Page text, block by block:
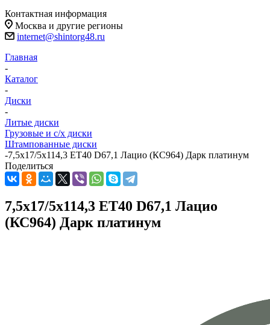
Контактная информация
Москва и другие регионы
internet@shintorg48.ru
Главная
-
Каталог
-
Диски
-
Литые диски
Грузовые и с/х диски
Штампованные диски
-7,5x17/5x114,3 ET40 D67,1 Лацио (КС964) Дарк платинум
Поделиться
7,5x17/5x114,3 ET40 D67,1 Лацио
(КС964) Дарк платинум